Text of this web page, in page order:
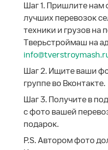
Шаг 1. Пришлите
лучших перевозок
техники и грузов на
Тверьстроймаш на
Шаг 2. Ищите ваши
группе во Вконтакте.
Шаг 3. Получите в
с фото вашей
подарок.
P.S. Автором фото